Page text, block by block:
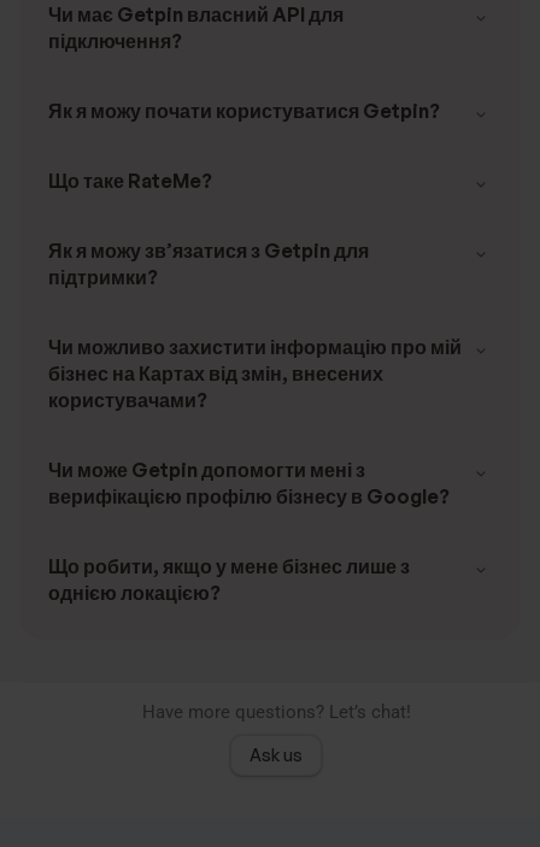
Чи має Getpin власний API для
підключення?
Як я можу почати користуватися Getpin?
Що таке RateMe?
Як я можу зв’язатися з Getpin для
підтримки?
Чи можливо захистити інформацію про мій
бізнес на Картах від змін, внесених
користувачами?
Чи може Getpin допомогти мені з
верифікацією профілю бізнесу в Google?
Що робити, якщо у мене бізнес лише з
однією локацією?
Have more questions? Let’s chat!
Ask us